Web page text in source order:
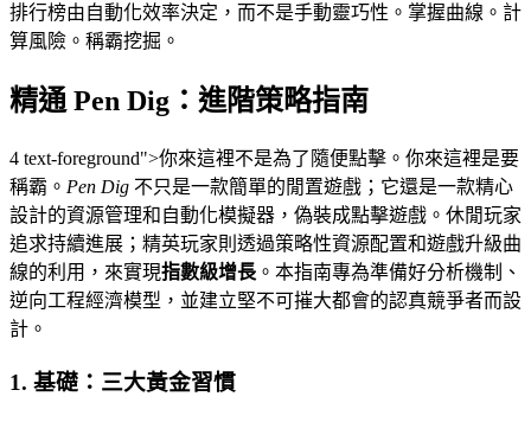
排行榜由自動化效率決定，而不是手動靈巧性。掌握曲線。計
算風險。稱霸挖掘。
精通 Pen Dig：進階策略指南
4 text-foreground">你來這裡不是為了隨便點擊。你來這裡是要
稱霸。 Pen Dig 不只是一款簡單的閒置遊戲；它還是一款精心
設計的資源管理和自動化模擬器，偽裝成點擊遊戲。休閒玩家
追求持續進展；精英玩家則透過策略性資源配置和遊戲升級曲
線的利用，來實現指數級增長 。本指南專為準備好分析機制、
逆向工程經濟模型，並建立堅不可摧大都會的認真競爭者而設
計。
1. 基礎：三大黃金習慣